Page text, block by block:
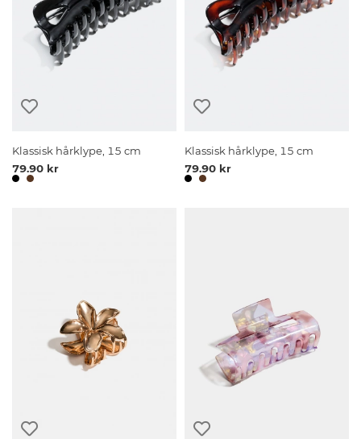
Klassisk hårklype, 15 cm
79.90 kr
Klassisk hårklype, 15 cm
79.90 kr